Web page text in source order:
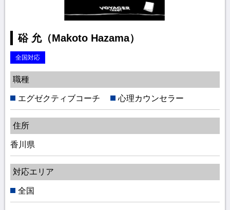
硲 允（Makoto Hazama）
全国対応
職種
エグゼクティブコーチ 心理カウンセラー
住所
香川県
対応エリア
全国